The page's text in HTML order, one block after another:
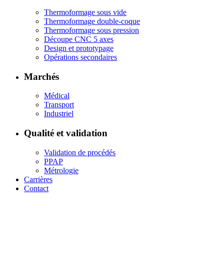
Thermoformage sous vide
Thermoformage double-coque
Thermoformage sous pression
Découpe CNC 5 axes
Design et prototypage
Opérations secondaires
Marchés
Médical
Transport
Industriel
Qualité et validation
Validation de procédés
PPAP
Métrologie
Carrières
Contact